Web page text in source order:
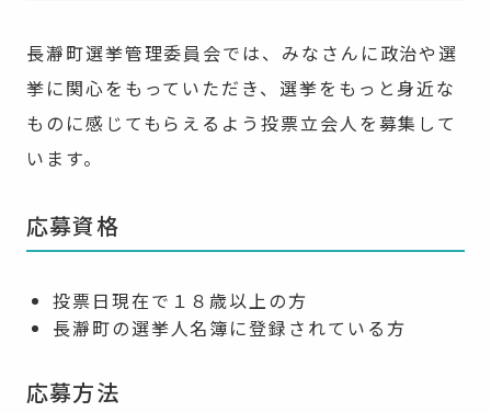
長瀞町選挙管理委員会では、みなさんに政治や選
挙に関心をもっていただき、選挙をもっと身近な
ものに感じてもらえるよう投票立会人を募集して
います。
応募資格
投票日現在で１８歳以上の方
長瀞町の選挙人名簿に登録されている方
応募方法